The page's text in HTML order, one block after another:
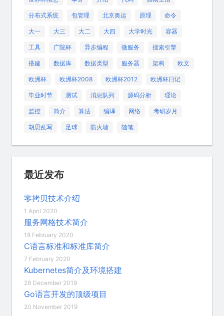
分布式系统 包管理 北京奥运 原理 命令
大一 大三 大二 大四 大学时光 容器
工具 广院杯 异步编程 微服务 搜索引擎
搭建 数据库 数据类型 服务器 架构 欧文
欧洲杯 欧洲杯2008 欧洲杯2012 欧洲杯日记
毕业时节 测试 消息队列 源码分析 理论
监控 简介 算法 编译 网络 考研岁月
胡思乱写 足球 防火墙 随笔
最近发布
零拷贝技术介绍
1 April 2020
服务网格技术简介
18 February 2020
C语言标准和标准库简介
7 February 2020
Kubernetes简介及环境搭建
28 December 2019
Go语言开发的顶级项目
20 November 2019